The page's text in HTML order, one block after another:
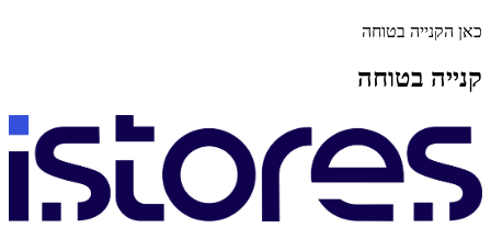
כאן הקנייה בטוחה
קנייה בטוחה